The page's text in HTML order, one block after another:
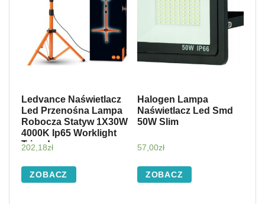
Ledvance Naświetlacz
Led Przenośna Lampa
Robocza Statyw 1X30W
4000K Ip65 Worklight
Tripod
202,18zł
ZOBACZ
Halogen Lampa
Naświetlacz Led Smd
50W Slim
57,00zł
ZOBACZ